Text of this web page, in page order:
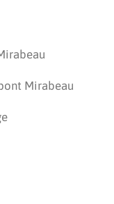
Mirabeau